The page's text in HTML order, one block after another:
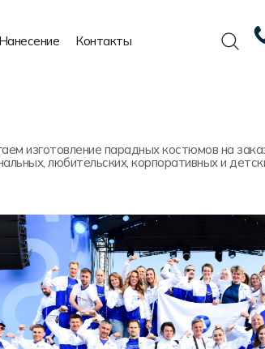
Нанесение Контакты
изготовление парадных костюмов на
любительских, корпоративных и